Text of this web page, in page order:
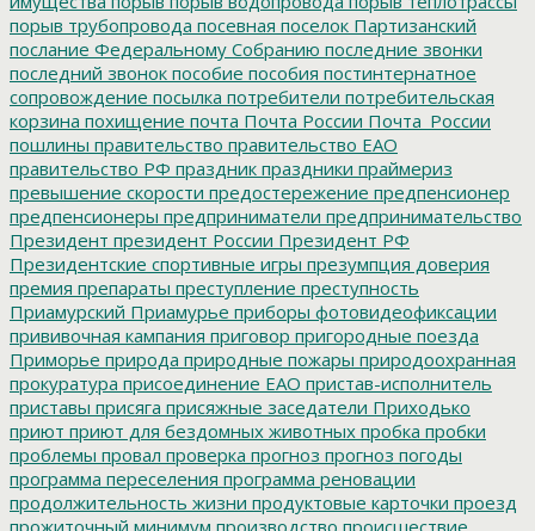
порыв трубопровода посевная поселок Партизанский
послание Федеральному Собранию последние звонки
последний звонок пособие пособия постинтернатное
сопровождение посылка потребители потребительская
корзина похищение почта Почта России Почта_России
пошлины правительство правительство ЕАО
правительство РФ праздник праздники праймериз
превышение скорости предостережение предпенсионер
предпенсионеры предприниматели предпринимательство
Президент президент России Президент РФ
Президентские спортивные игры презумпция доверия
премия препараты преступление преступность
Приамурский Приамурье приборы фотовидеофиксации
прививочная кампания приговор пригородные поезда
Приморье природа природные пожары природоохранная
прокуратура присоединение ЕАО пристав-исполнитель
приставы присяга присяжные заседатели Приходько
приют приют для бездомных животных пробка пробки
проблемы провал проверка прогноз прогноз погоды
программа переселения программа реновации
продолжительность жизни продуктовые карточки проезд
прожиточный минимум производство происшествие